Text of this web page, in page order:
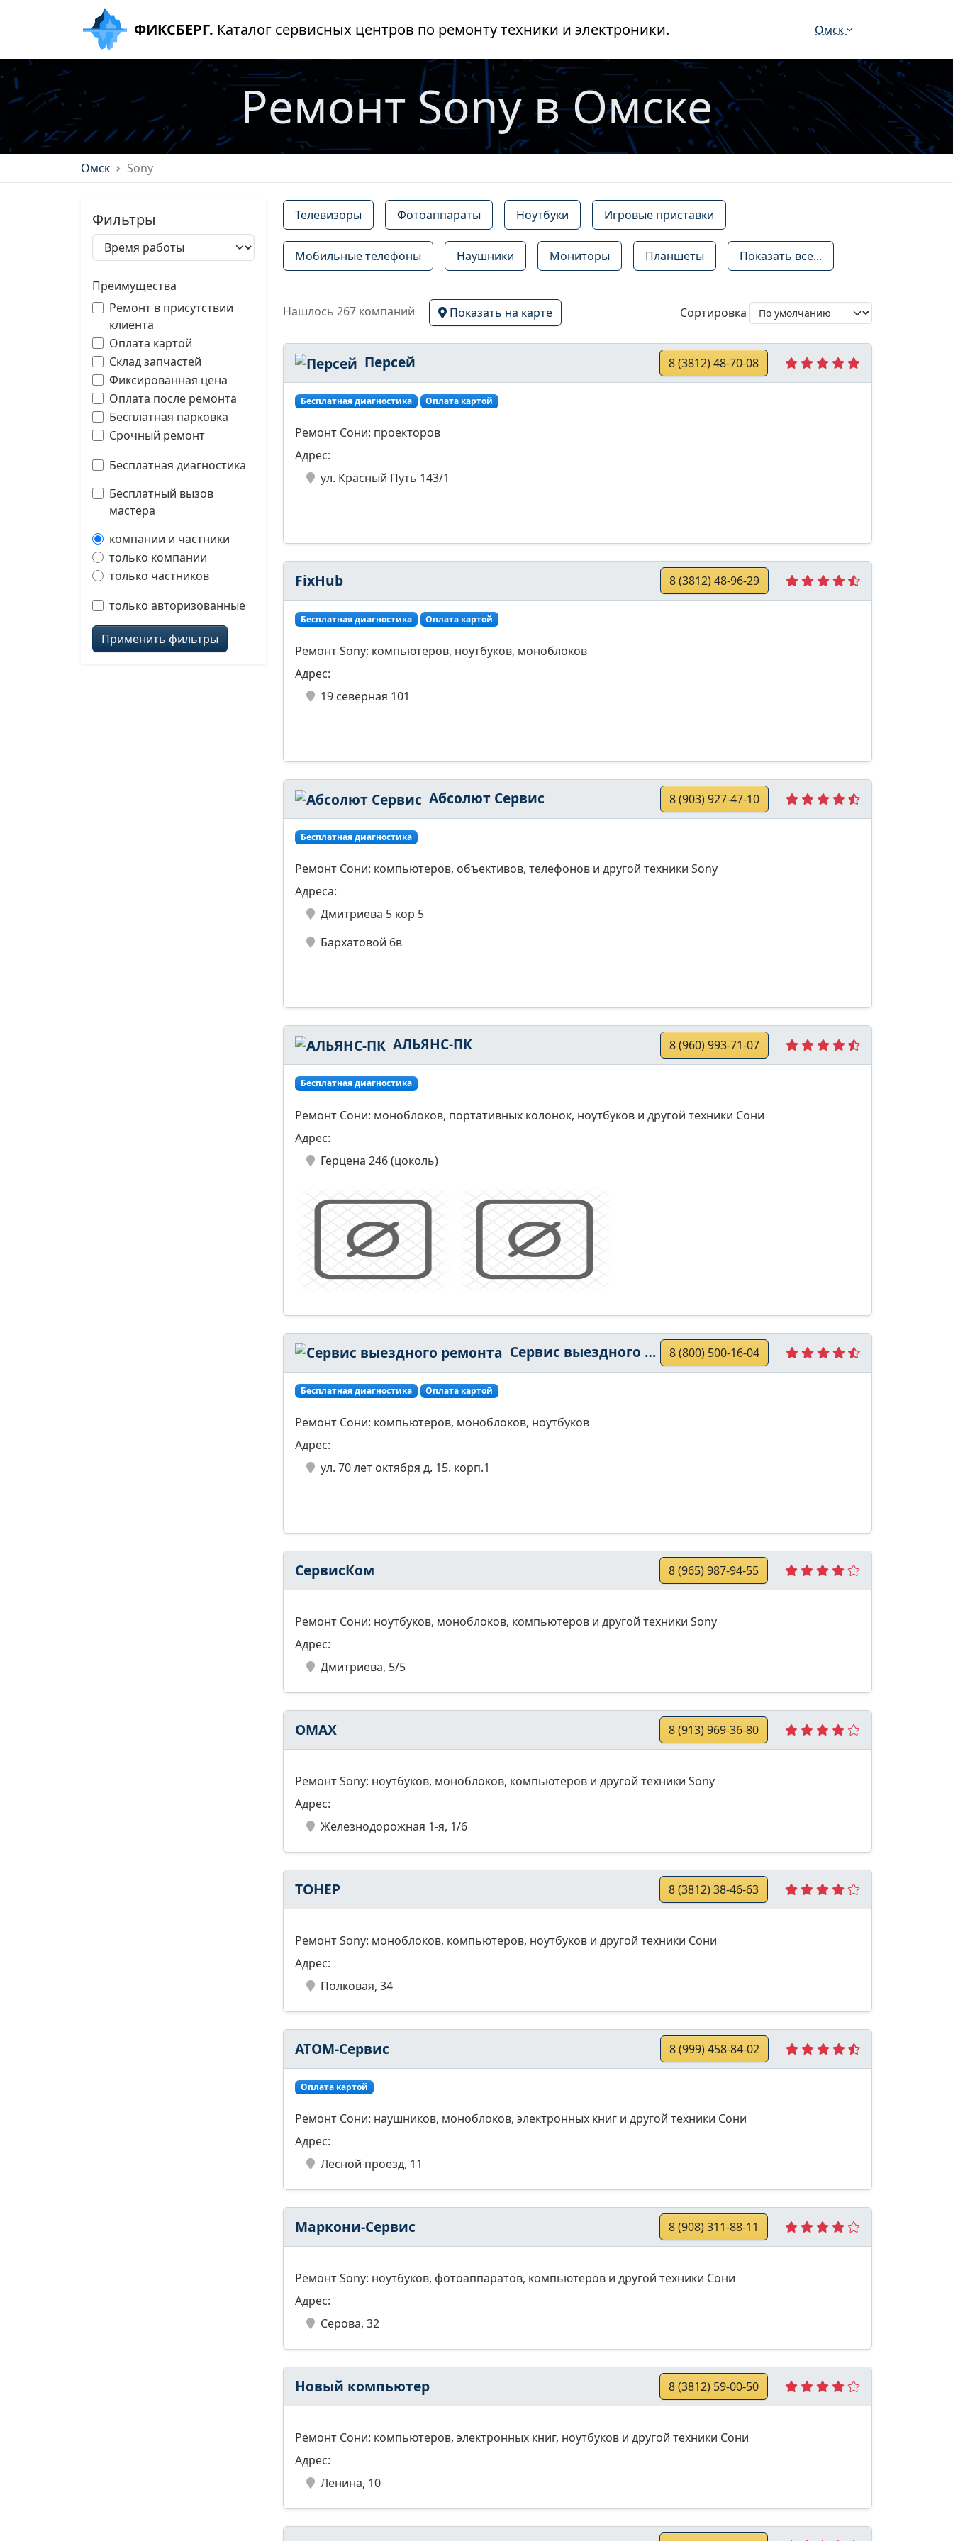
ФИКСБЕРГ. Каталог сервисных центров по ремонту техники и электроники. Омск
Ремонт Sony в Омске
Омск Sony
Фильтры
Преимущества
Ремонт в присутствии
клиента
Оплата картой
Склад запчастей
Фиксированная цена
Оплата после ремонта
Бесплатная парковка
Срочный ремонт
Бесплатная диагностика
Бесплатный вызов
мастера
компании и частники
только компании
только частников
только авторизованные
Применить фильтры
Телевизоры Фотоаппараты Ноутбуки Игровые приставки
Мобильные телефоны Наушники Мониторы Планшеты Показать все...
Нашлось 267 компаний Показать на карте Сортировка
Персей 8 (3812) 48-70-08
Бесплатная диагностика Оплата картой
Ремонт Сони: проекторов
Адрес:
ул. Красный Путь 143/1
FixHub 8 (3812) 48-96-29
Бесплатная диагностика Оплата картой
Ремонт Sony: компьютеров, ноутбуков, моноблоков
Адрес:
19 северная 101
Абсолют Сервис 8 (903) 927-47-10
Бесплатная диагностика
Ремонт Сони: компьютеров, объективов, телефонов и другой техники Sony
Адреса:
Дмитриева 5 кор 5
Бархатовой 6в
АЛЬЯНС-ПК 8 (960) 993-71-07
Бесплатная диагностика
Ремонт Сони: моноблоков, портативных колонок, ноутбуков и другой техники Сони
Адрес:
Герцена 246 (цоколь)
Сервис выездного ремонта 8 (800) 500-16-04
Бесплатная диагностика Оплата картой
Ремонт Сони: компьютеров, моноблоков, ноутбуков
Адрес:
ул. 70 лет октября д. 15. корп.1
СервисКом 8 (965) 987-94-55
Ремонт Сони: ноутбуков, моноблоков, компьютеров и другой техники Sony
Адрес:
Дмитриева, 5/5
OMAX 8 (913) 969-36-80
Ремонт Sony: ноутбуков, моноблоков, компьютеров и другой техники Sony
Адрес:
Железнодорожная 1-я, 1/6
ТОНЕР 8 (3812) 38-46-63
Ремонт Sony: моноблоков, компьютеров, ноутбуков и другой техники Сони
Адрес:
Полковая, 34
АТОМ-Сервис 8 (999) 458-84-02
Оплата картой
Ремонт Сони: наушников, моноблоков, электронных книг и другой техники Сони
Адрес:
Лесной проезд, 11
Маркони-Сервис 8 (908) 311-88-11
Ремонт Sony: ноутбуков, фотоаппаратов, компьютеров и другой техники Сони
Адрес:
Серова, 32
Новый компьютер 8 (3812) 59-00-50
Ремонт Сони: компьютеров, электронных книг, ноутбуков и другой техники Сони
Адрес:
Ленина, 10